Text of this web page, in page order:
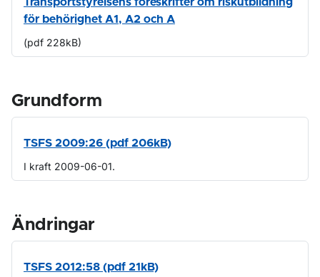
för behörighet A1, A2 och A
(pdf 228kB)
Grundform
TSFS 2009:26 (pdf 206kB)
I kraft 2009-06-01.
Ändringar
TSFS 2012:58 (pdf 21kB)